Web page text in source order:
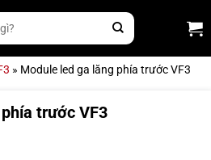
» Module led ga lăng phía trước VF3
trước VF3